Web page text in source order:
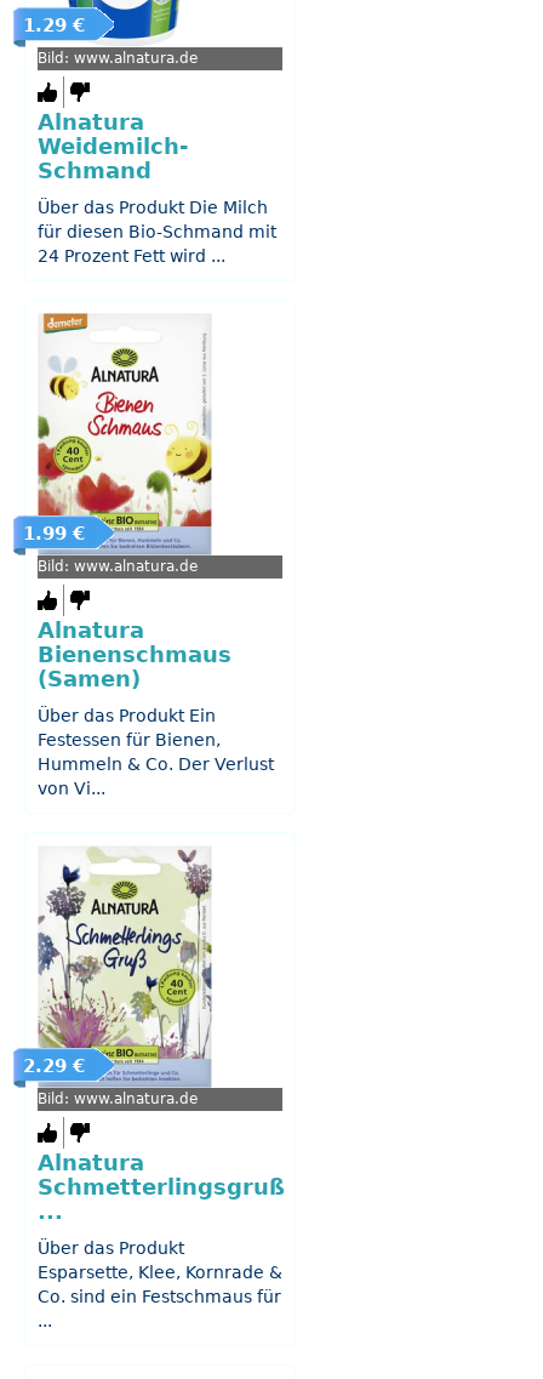
1.29 €
Bild: www.alnatura.de
Alnatura
Weidemilch-
Schmand
Über das Produkt Die Milch
für diesen Bio-Schmand mit
24 Prozent Fett wird ...
1.99 €
Bild: www.alnatura.de
Alnatura
Bienenschmaus
(Samen)
Über das Produkt Ein
Festessen für Bienen,
Hummeln & Co. Der Verlust
von Vi...
2.29 €
Bild: www.alnatura.de
Alnatura
Schmetterlingsgruß
...
Über das Produkt
Esparsette, Klee, Kornrade &
Co. sind ein Festschmaus für
...